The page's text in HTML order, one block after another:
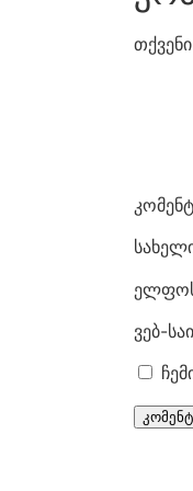
ვებ-